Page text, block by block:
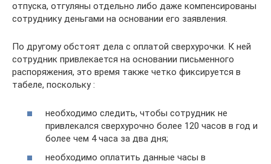
отпуска, отгуляны отдельно либо даже компенсированы
сотруднику деньгами на основании его заявления.
По другому обстоят дела с оплатой сверхурочки. К ней
сотрудник привлекается на основании письменного
распоряжения, это время также четко фиксируется в
табеле, поскольку :
необходимо следить, чтобы сотрудник не
привлекался сверхурочно более 120 часов в год и
более чем 4 часа за два дня;
необходимо оплатить данные часы в